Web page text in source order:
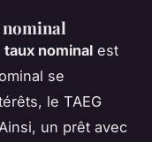
nominal
taux nominal est
se
le TAEG
un prêt avec